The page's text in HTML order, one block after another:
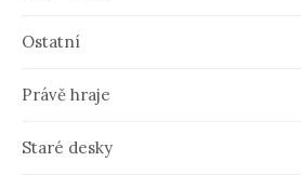
Ostatní
Právě hraje
Staré desky